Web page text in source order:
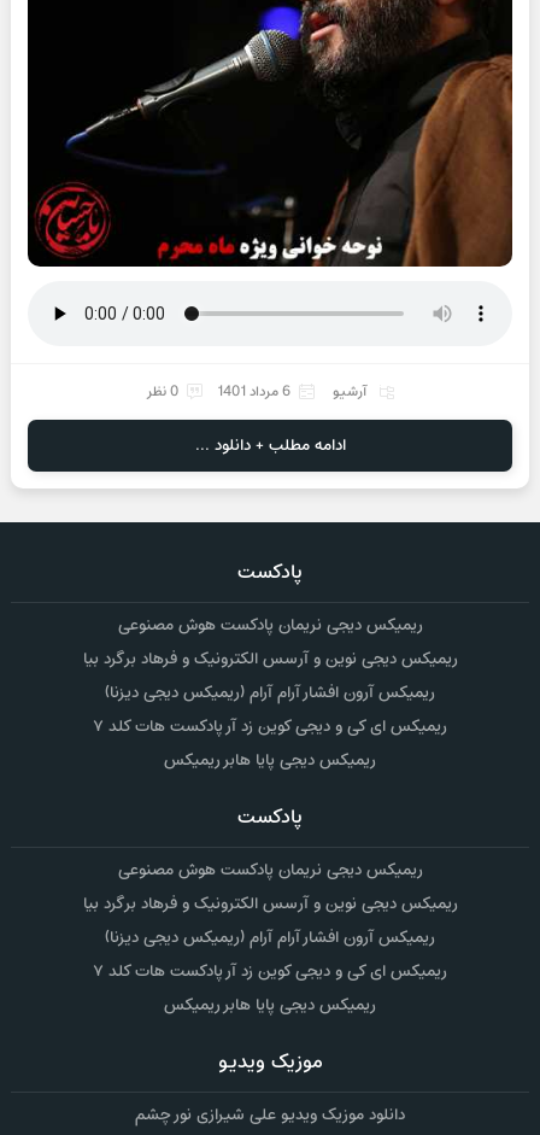
آرشیو 6 مرداد 1401 0 نظر
ادامه مطلب + دانلود ...
پادکست
ریمیکس دیجی نریمان پادکست هوش مصنوعی
ریمیکس دیجی نوین و آرسس الکترونیک و فرهاد برگرد بیا
ریمیکس آرون افشار آرام آرام (ریمیکس دیجی دیزنا)
ریمیکس ای کی و دیجی کوین زد آر پادکست هات کلد ۷
ریمیکس دیجی پایا هابر ریمیکس
پادکست
ریمیکس دیجی نریمان پادکست هوش مصنوعی
ریمیکس دیجی نوین و آرسس الکترونیک و فرهاد برگرد بیا
ریمیکس آرون افشار آرام آرام (ریمیکس دیجی دیزنا)
ریمیکس ای کی و دیجی کوین زد آر پادکست هات کلد ۷
ریمیکس دیجی پایا هابر ریمیکس
موزیک ویدیو
دانلود موزیک ویدیو علی شیرازی نور چشم